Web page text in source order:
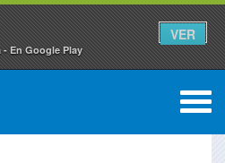
En Google Play
VER
0